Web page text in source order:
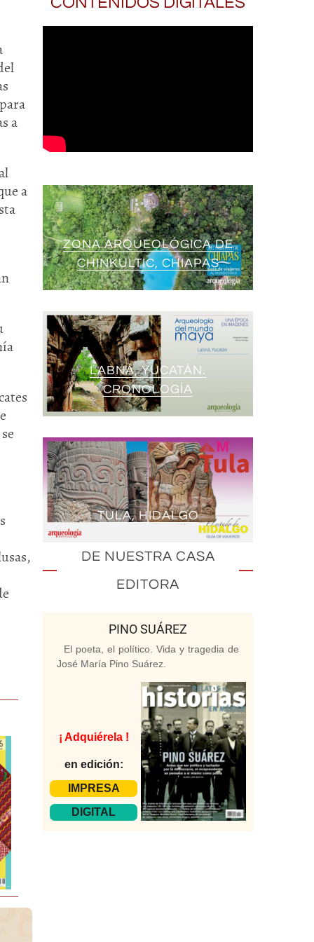
a
a
ZONA ARQUEOLÓGICA DE
CHINKULTIC, CHIAPAS
LABNÁ, YUCATÁN.
CRONOLOGÍA
TULA, HIDALGO
DE NUESTRA CASA
EDITORA
PINO SUÁREZ
El poeta, el político. Vida y tragedia de
José María Pino Suárez.
¡ Adquiérela !
en edición:
IMPRESA
DIGITAL